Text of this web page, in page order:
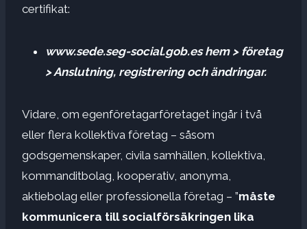
certifikat:
www.sede.seg-social.gob.es hem > företag
> Anslutning, registrering och ändringar.
Vidare, om egenföretagarföretaget ingår i två
eller flera kollektiva företag – såsom
godsgemenskaper, civila samhällen, kollektiva,
kommanditbolag, kooperativ, anonyma,
aktiebolag eller professionella företag – ”måste
kommunicera till socialförsäkringen lika